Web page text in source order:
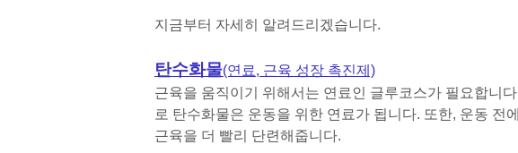
지금부터 자세히 알려드리겠습니다.
탄수화물(연료, 근육 성장 촉진제)
근육을 움직이기 위해서는 연료인 글루코스가 필요합니
로 탄수화물은 운동을 위한 연료가 됩니다. 또한, 운동 전
근육을 더 빨리 단련해줍니다.